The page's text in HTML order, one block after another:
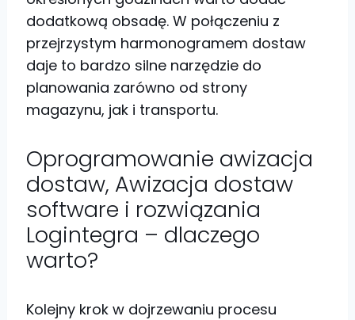
dodatkową obsadę. W połączeniu z
przejrzystym harmonogramem dostaw
daje to bardzo silne narzędzie do
planowania zarówno od strony
magazynu, jak i transportu.
Oprogramowanie awizacja
dostaw, Awizacja dostaw
software i rozwiązania
Logintegra – dlaczego
warto?
Kolejny krok w dojrzewaniu procesu